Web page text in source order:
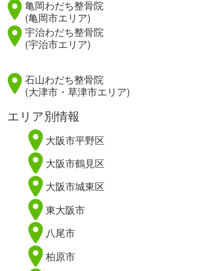
亀岡わだち整骨院
(亀岡市エリア)
宇治わだち整骨院
(宇治市エリア)
石山わだち整骨院
(大津市・草津市エリア)
エリア別情報
大阪市平野区
大阪市鶴見区
大阪市城東区
東大阪市
八尾市
柏原市